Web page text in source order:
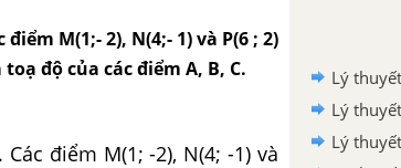
M(1;- 2), N(4;- 1) và P(6 ; 2)
độ của các điểm A, B, C.
điểm M(1; -2), N(4; -1) và